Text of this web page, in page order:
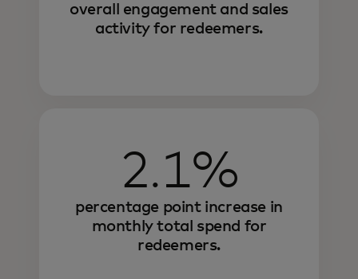
overall engagement and sales
activity for redeemers.
2.1%
percentage point increase in
monthly total spend for
redeemers.